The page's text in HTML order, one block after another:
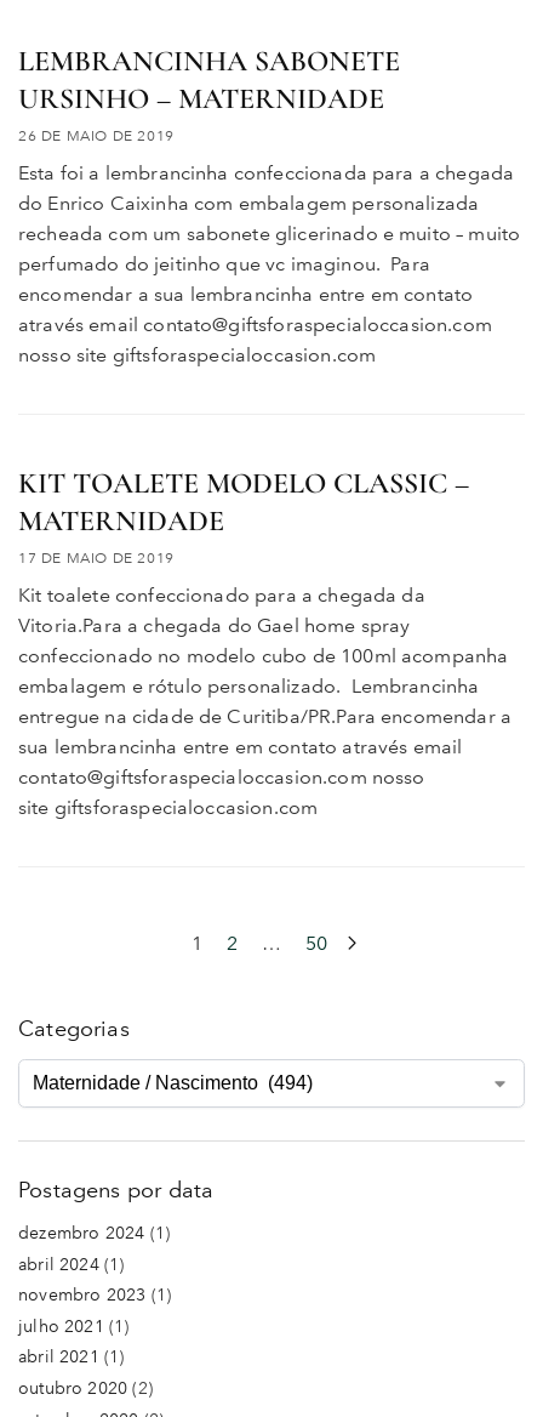
LEMBRANCINHA SABONETE
URSINHO – MATERNIDADE
26 DE MAIO DE 2019
Esta foi a lembrancinha confeccionada para a chegada
do Enrico Caixinha com embalagem personalizada
recheada com um sabonete glicerinado e muito – muito
perfumado do jeitinho que vc imaginou. Para
encomendar a sua lembrancinha entre em contato
através email contato@giftsforaspecialoccasion.com
nosso site giftsforaspecialoccasion.com
KIT TOALETE MODELO CLASSIC –
MATERNIDADE
17 DE MAIO DE 2019
Kit toalete confeccionado para a chegada da
Vitoria.Para a chegada do Gael home spray
confeccionado no modelo cubo de 100ml acompanha
embalagem e rótulo personalizado. Lembrancinha
entregue na cidade de Curitiba/PR.Para encomendar a
sua lembrancinha entre em contato através email
contato@giftsforaspecialoccasion.com nosso
site giftsforaspecialoccasion.com
1 2 … 50
Categorias
Postagens por data
dezembro 2024 (1)
abril 2024(1)
novembro 2023 (1)
julho 2021 (1)
abril 2021 (1)
outubro 2020 (2)